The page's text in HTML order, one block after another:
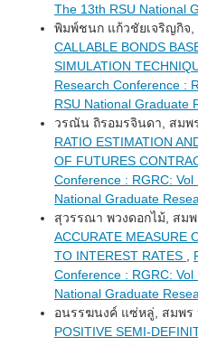
The 13th RSU National
พิมพ์ชนก แก้วชัยเจริญกิจ,
CALLABLE BONDS
SIMULATION
Research Conference :
RSU National Graduate
วรณัน ถิรอมรจินดา, สมพ
RATIO ESTIMATION
OF FUTURES
Conference : RGRC:
National Graduate
สุวรรณา พวงดอกไม้, สม
ACCURATE MEASURE
TO INTEREST RATES
Conference : RGRC:
National Graduate
อนรรฆนงค์ แซ่หลู่, สมพร
POSITIVE SEMI-